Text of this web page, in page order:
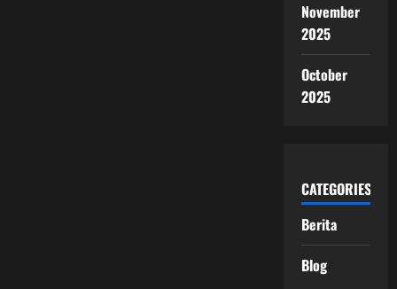
November
2025
October
2025
CATEGORIES
Berita
Blog